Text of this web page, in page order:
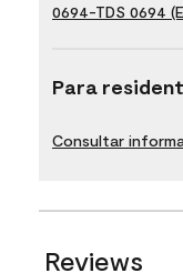
0694-TDS 0694
Para
Consultar
Reviews